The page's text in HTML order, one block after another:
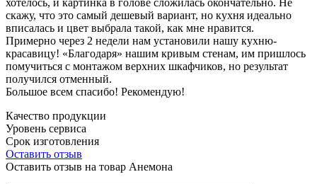
скажу, что это самый дешевый вариант, но кухня идеально
вписалась и цвет выбрала такой, как мне нравится.
Примерно через 2 недели нам установили нашу кухню-
красавицу! «Благодаря» нашим кривым стенам, им пришлось
помучиться с монтажом верхних шкафчиков, но результат
получился отменный.
Большое всем спасибо! Рекомендую!
Качество продукции
Уровень сервиса
Срок изготовления
Оставить отзыв
Оставить отзыв на товар Анемона